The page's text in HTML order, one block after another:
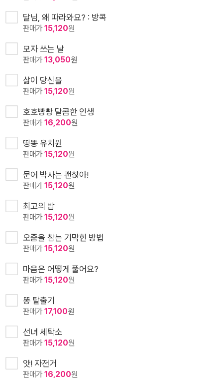
달님, 왜 따라와요? : 방콕
판매가15,120원
모자 쓰는 날
판매가13,050원
삶이 당신을
판매가15,120원
호호빵빵 달콤한 인생
판매가16,200원
띵똥 유치원
판매가15,120원
문어 박사는 괜찮아!
판매가15,120원
최고의 밥
판매가15,120원
오줌을 참는 기막힌 방법
판매가15,120원
마음은 어떻게 풀어요?
판매가15,120원
똥 탈출기
판매가17,100원
선녀 세탁소
판매가15,120원
앗! 자전거
판매가16,200원